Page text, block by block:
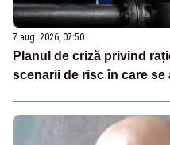
7 aug. 2026, 07:50
Planul de criză privind
scenarii de risc în care se